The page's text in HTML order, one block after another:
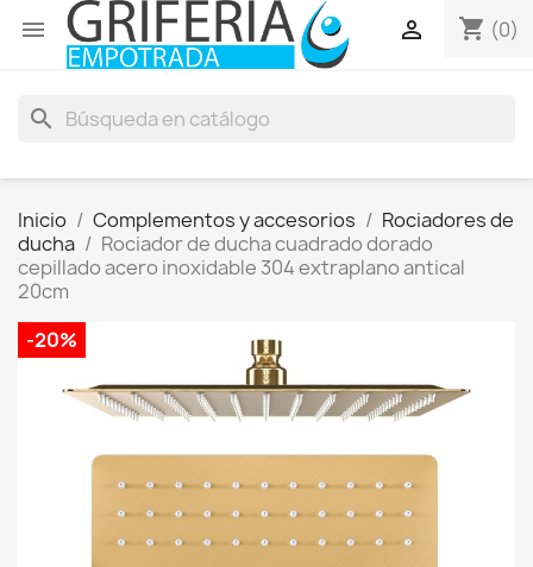
 shopping_cart (0)

search
Inicio Complementos y accesorios
Rociadores de
ducha
Rociador de ducha cuadrado dorado
cepillado acero inoxidable 304 extraplano antical
20cm
-20%